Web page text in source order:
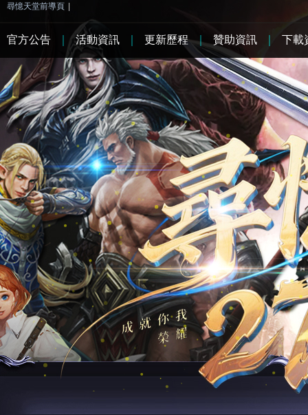
尋憶天堂前導頁